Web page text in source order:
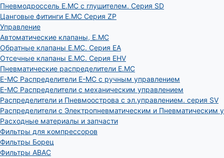
Пневмодроссель E.MC с глушителем. Серия SD
Цанговые фитинги E.MC Серия ZP
Управление
Автоматические клапаны, Е.МС
Обратные клапаны E.MC. Серия EA
Отсечные клапаны E.MC. Серия EHV
Пневматические распределители E.MC
E-MC Распределители E-MC с ручным управлением
E-MC Распределители с механическим управлением
Распределители и Пневмоострова с эл.управлением. серия SV
Распределители с Электропневматическим и Пневматическим
Расходные материалы и запчасти
Фильтры для компрессоров
Фильтры Борец
Фильтры ABAC